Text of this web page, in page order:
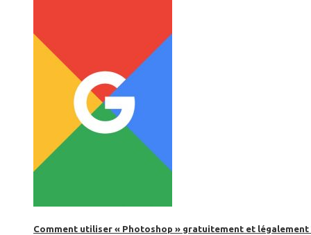
Comment utiliser « Photoshop » gratuitement et légalement